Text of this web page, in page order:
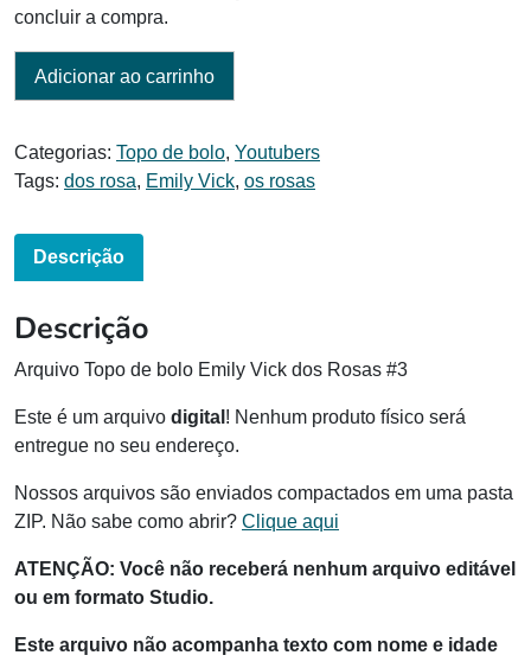
concluir a compra.
Adicionar ao carrinho
Categorias: Topo de bolo, Youtubers
Tags: dos rosa, Emily Vick, os rosas
Descrição
Descrição
Arquivo Topo de bolo Emily Vick dos Rosas #3
Este é um arquivo digital ! Nenhum produto físico será
entregue no seu endereço.
Nossos arquivos são enviados compactados em uma pasta
ZIP. Não sabe como abrir? Clique aqui
ATENÇÃO: Você não receberá nenhum arquivo editável
ou em formato Studio.
Este arquivo não acompanha texto com nome e idade